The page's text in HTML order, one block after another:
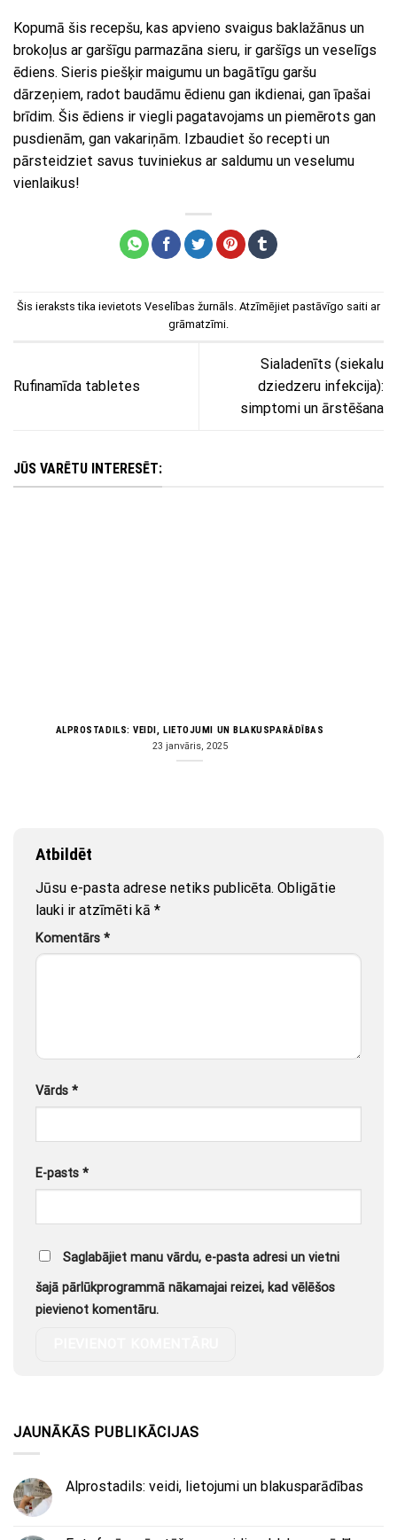
Kopumā šis recepšu, kas apvieno svaigus baklažānus un
brokoļus ar garšīgu parmazāna sieru, ir garšīgs un veselīgs
ēdiens. Sieris piešķir maigumu un bagātīgu garšu
dārzeņiem, radot baudāmu ēdienu gan ikdienai, gan īpašai
brīdim. Šis ēdiens ir viegli pagatavojams un piemērots gan
pusdienām, gan vakariņām. Izbaudiet šo recepti un
pārsteidziet savus tuviniekus ar saldumu un veselumu
vienlaikus!
Šis ieraksts tika ievietots Veselības žurnāls. Atzīmējiet pastāvīgo saiti ar
grāmatzīmi.
Rufinamīda tabletes
Sialadenīts (siekalu
dziedzeru infekcija):
simptomi un ārstēšana
JŪS VARĒTU INTERESĒT:
ALPROSTADILS: VEIDI, LIETOJUMI UN BLAKUSPARĀDĪBAS
23 janvāris, 2025
Atbildēt
Jūsu e-pasta adrese netiks publicēta. Obligātie
lauki ir atzīmēti kā *
Komentārs *
Vārds *
E-pasts *
Saglabājiet manu vārdu, e-pasta adresi un vietni
šajā pārlūkprogrammā nākamajai reizei, kad vēlēšos
pievienot komentāru.
JAUNĀKĀS PUBLIKĀCIJAS
Alprostadils: veidi, lietojumi un blakusparādības